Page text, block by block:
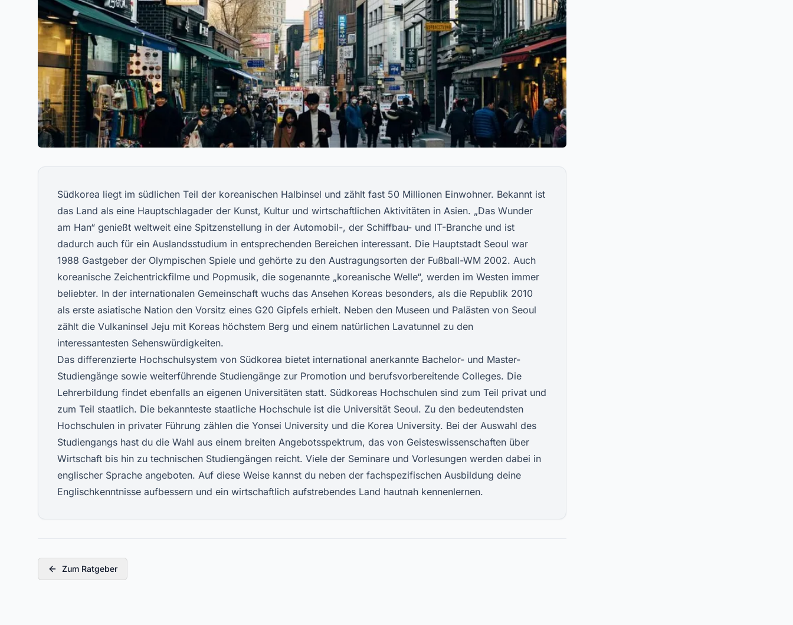
Südkorea liegt im südlichen Teil der koreanischen Halbinsel und zählt fast 50 Millionen Einwohner. Bekannt ist
das Land als eine Hauptschlagader der Kunst, Kultur und wirtschaftlichen Aktivitäten in Asien. „Das Wunder
am Han“ genießt weltweit eine Spitzenstellung in der Automobil-, der Schiffbau- und IT-Branche und ist
dadurch auch für ein Auslandsstudium in entsprechenden Bereichen interessant. Die Hauptstadt Seoul war
1988 Gastgeber der Olympischen Spiele und gehörte zu den Austragungsorten der Fußball-WM 2002. Auch
koreanische Zeichentrickfilme und Popmusik, die sogenannte „koreanische Welle“, werden im Westen immer
beliebter. In der internationalen Gemeinschaft wuchs das Ansehen Koreas besonders, als die Republik 2010
als erste asiatische Nation den Vorsitz eines G20 Gipfels erhielt. Neben den Museen und Palästen von Seoul
zählt die Vulkaninsel Jeju mit Koreas höchstem Berg und einem natürlichen Lavatunnel zu den
interessantesten Sehenswürdigkeiten.
Das differenzierte Hochschulsystem von Südkorea bietet international anerkannte Bachelor- und Master-
Studiengänge sowie weiterführende Studiengänge zur Promotion und berufsvorbereitende Colleges. Die
Lehrerbildung findet ebenfalls an eigenen Universitäten statt. Südkoreas Hochschulen sind zum Teil privat und
zum Teil staatlich. Die bekannteste staatliche Hochschule ist die Universität Seoul. Zu den bedeutendsten
Hochschulen in privater Führung zählen die Yonsei University und die Korea University. Bei der Auswahl des
Studiengangs hast du die Wahl aus einem breiten Angebotsspektrum, das von Geisteswissenschaften über
Wirtschaft bis hin zu technischen Studiengängen reicht. Viele der Seminare und Vorlesungen werden dabei in
englischer Sprache angeboten. Auf diese Weise kannst du neben der fachspezifischen Ausbildung deine
Englischkenntnisse aufbessern und ein wirtschaftlich aufstrebendes Land hautnah kennenlernen.
Zum Ratgeber